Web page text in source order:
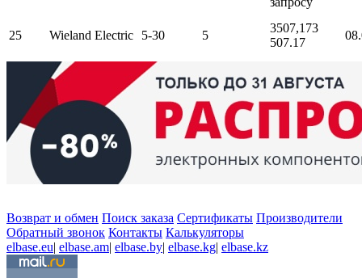
25 Wieland Electric 5-30 5
3507,173
507.17
Возврат и обмен Поиск заказа Сертификаты Производители
Обратный звонок Контакты Калькуляторы
elbase.eu| elbase.am| elbase.by| elbase.kg| elbase.kz